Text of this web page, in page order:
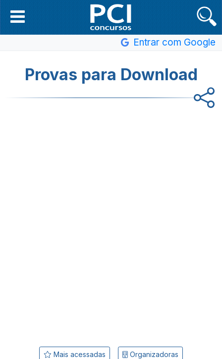
Entrar com Google
Provas para Download
Mais acessadas Organizadoras